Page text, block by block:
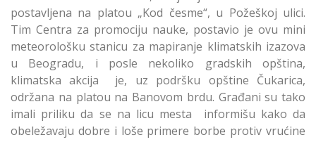
postavljena na platou „Kod česme“, u Požeškoj ulici.
Tim Centra za promociju nauke, postavio je ovu mini
meteorološku stanicu za mapiranje klimatskih izazova
u Beogradu, i posle nekoliko gradskih opština,
klimatska akcija je, uz podršku opštine Čukarica,
održana na platou na Banovom brdu. Građani su tako
imali priliku da se na licu mesta informišu kako da
obeležavaju dobre i loše primere borbe protiv vrućine